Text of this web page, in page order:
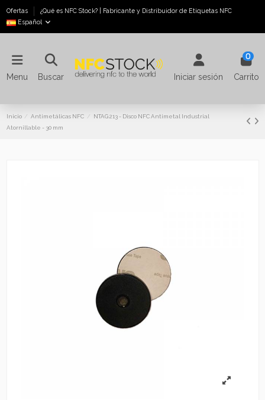
Ofertas
¿Qué es NFC Stock? | Fabricante y Distribuidor de Etiquetas NFC
Español
Menu Buscar Iniciar sesión
0
Carrito
Inicio Antimetálicas NFC
NTAG 213 - Disco NFC Antimetal Industrial
Atornillable - 30 mm